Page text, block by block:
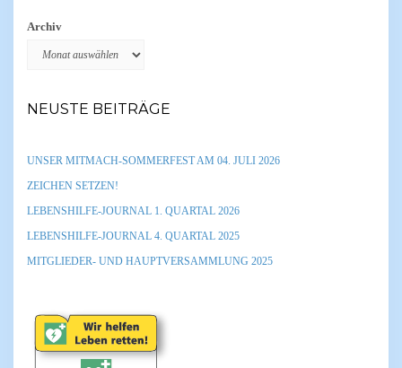
Archiv
NEUSTE BEITRÄGE
UNSER MITMACH-SOMMERFEST AM 04. JULI 2026
ZEICHEN SETZEN!
LEBENSHILFE-JOURNAL 1. QUARTAL 2026
LEBENSHILFE-JOURNAL 4. QUARTAL 2025
MITGLIEDER- UND HAUPTVERSAMMLUNG 2025